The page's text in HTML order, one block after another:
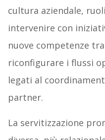
cultura aziendale,
intervenire con
nuove competenze
riconfigurare i flussi
legati al
partner.
La servitizzazione